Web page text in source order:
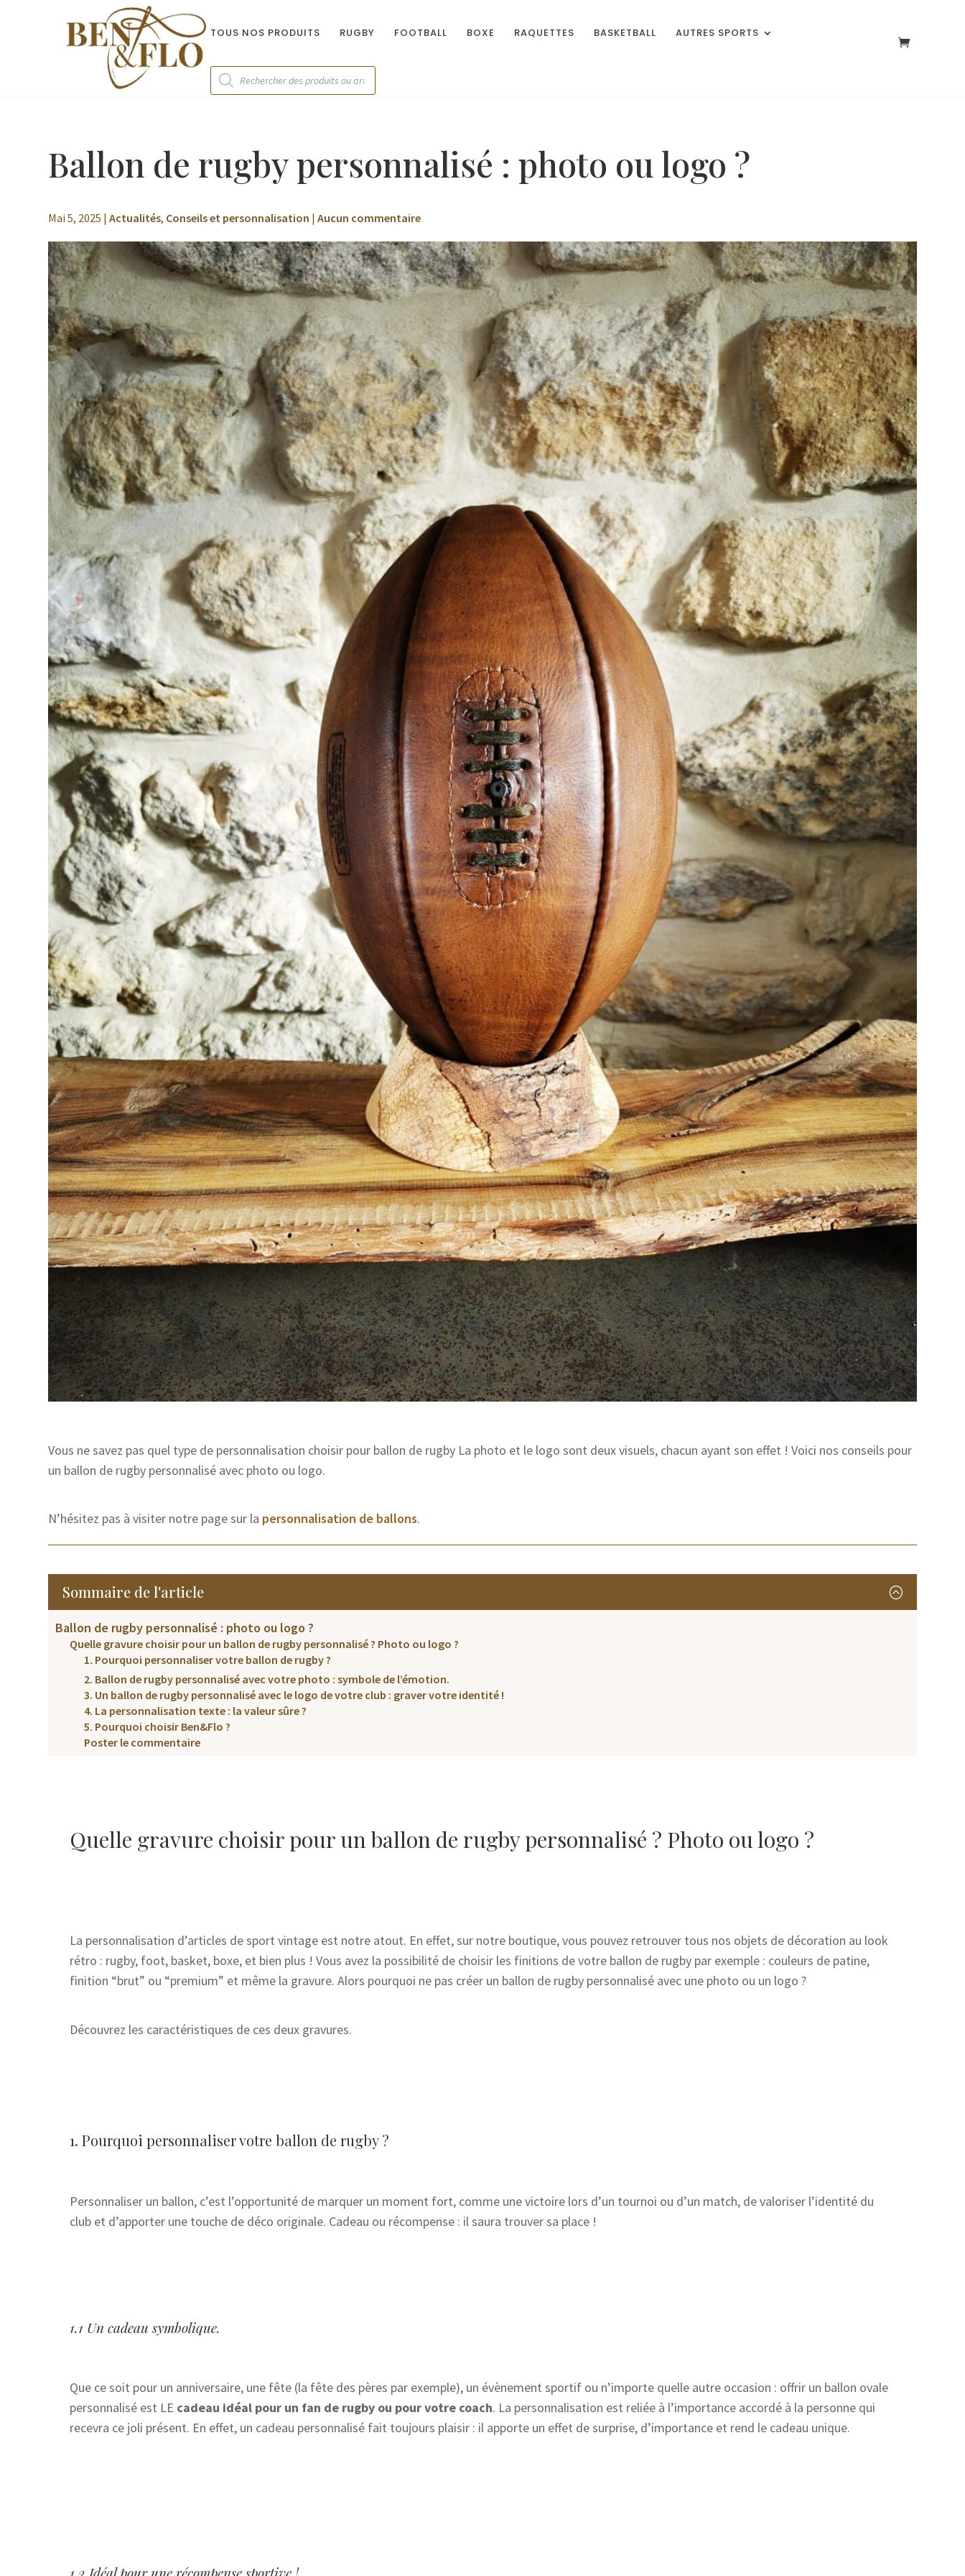
TOUS NOS PRODUITS RUGBY FOOTBALL BOXE RAQUETTES BASKETBALL AUTRES SPORTS
Recherche
de
produits
Ballon de rugby personnalisé : photo ou logo ?
Mai 5, 2025 |Actualités, Conseils et personnalisation |Aucun commentaire
Vous ne savez pas quel type de personnalisation choisir pour ballon de rugby La photo et le logo sont deux visuels, chacun ayant son effet ! Voici nos conseils pour
un ballon de rugby personnalisé avec photo ou logo.
N’hésitez pas à visiter notre page sur la personnalisation de ballons.
:
Sommaire de l'article
Ballon de rugby personnalisé : photo ou logo ?
Quelle gravure choisir pour un ballon de rugby personnalisé ? Photo ou logo ?
1. Pourquoi personnaliser votre ballon de rugby ?
2. Ballon de rugby personnalisé avec votre photo : symbole de l’émotion.
3. Un ballon de rugby personnalisé avec le logo de votre club : graver votre identité !
4. La personnalisation texte : la valeur sûre ?
5. Pourquoi choisir Ben&Flo ?
Poster le commentaire
Quelle gravure choisir pour un ballon de rugby personnalisé ? Photo ou logo ?
La personnalisation d’articles de sport vintage est notre atout. En effet, sur notre boutique, vous pouvez retrouver tous nos objets de décoration au look
rétro : rugby, foot, basket, boxe, et bien plus ! Vous avez la possibilité de choisir les finitions de votre ballon de rugby par exemple : couleurs de patine,
finition “brut” ou “premium” et même la gravure. Alors pourquoi ne pas créer un ballon de rugby personnalisé avec une photo ou un logo ?
Découvrez les caractéristiques de ces deux gravures.
1. Pourquoi personnaliser votre ballon de rugby ?
Personnaliser un ballon, c’est l’opportunité de marquer un moment fort, comme une victoire lors d’un tournoi ou d’un match, de valoriser l’identité du
club et d’apporter une touche de déco originale. Cadeau ou récompense : il saura trouver sa place !
1.1 Un cadeau symbolique.
Que ce soit pour un anniversaire, une fête (la fête des pères par exemple), un évènement sportif ou n’importe quelle autre occasion : offrir un ballon ovale
personnalisé est LE cadeau idéal pour un fan de rugby ou pour votre coach. La personnalisation est reliée à l’importance accordé à la personne qui
recevra ce joli présent. En effet, un cadeau personnalisé fait toujours plaisir : il apporte un effet de surprise, d’importance et rend le cadeau unique.